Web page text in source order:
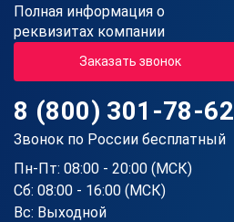
Полная информация о
реквизитах компании
Заказать звонок
8 (800) 301-78-62
Звонок по России бесплатный
Пн-Пт: 08:00 - 20:00 (МСК)
Сб: 08:00 - 16:00 (МСК)
Вс: Выходной